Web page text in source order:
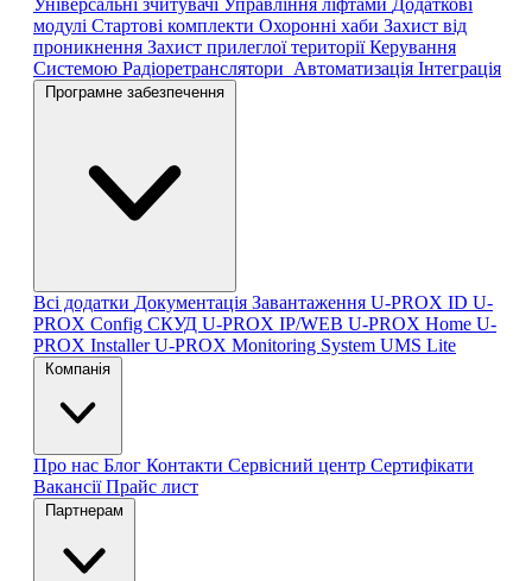
Універсальні зчитувачі Управління ліфтами Додаткові
модулі Стартові комплекти Охоронні хаби Захист від
проникнення Захист прилеглої територіїКерування
Системою Радіоретранслятори Автоматизація Інтеграція
Програмне забезпечення
Всі додатки Документація Завантаження U-PROX ID U-
PROX Config СКУД U-PROX IP/WEB U-PROX Home U-
PROX InstallerU-PROX Monitoring System UMS Lite
Компанія
Про нас Блог Контакти Сервісний центр Сертифікати
ВакансіїПрайс лист
Партнерам